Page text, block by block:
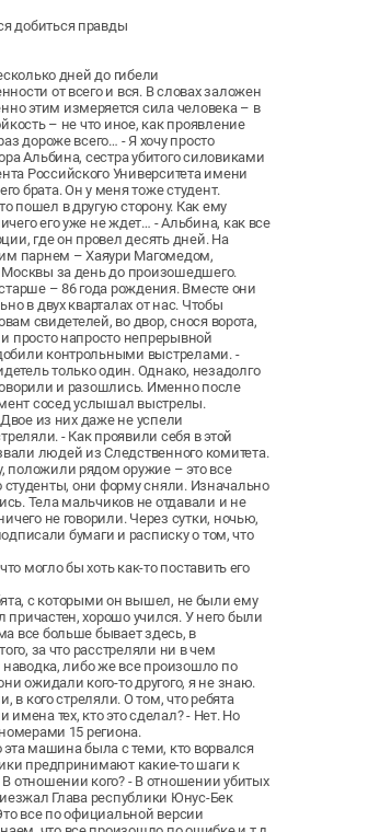
добиться правды
дней до гибели
от всего и вся. В словах заложен
этим измеряется сила человека – в
– не что иное, как проявление
дороже всего… - Я хочу просто
Альбина, сестра убитого силовиками
Российского Университета имени
брата. Он у меня тоже студент.
пошел в другую сторону. Как ему
его уже не ждет… - Альбина, как все
где он провел десять дней. На
парнем – Хаяури Магомедом,
Москвы за день до произошедшего.
– 86 года рождения. Вместе они
в двух кварталах от нас. Чтобы
свидетелей, во двор, снося ворота,
просто напросто непрерывной
контрольными выстрелами. -
только один. Однако, незадолго
и разошлись. Именно после
сосед услышал выстрелы.
из них даже не успели
- Как проявили себя в этой
людей из Следственного комитета.
положили рядом оружие – это все
студенты, они форму сняли. Изначально
Тела мальчиков не отдавали и не
не говорили. Через сутки, ночью,
бумаги и расписку о том, что
могло бы хоть как-то поставить его
с которыми он вышел, не были ему
хорошо учился. У него были
все больше бывает здесь, в
за что расстреляли ни в чем
наводка, либо же все произошло по
ожидали кого-то другого, я не знаю.
в кого стреляли. О том, что ребята
тех, кто это сделал? - Нет. Но
15 региона.
машина была с теми, кто ворвался
предпринимают какие-то шаги к
отношении кого? - В отношении убитых
Глава республики Юнус-Бек
все по официальной версии